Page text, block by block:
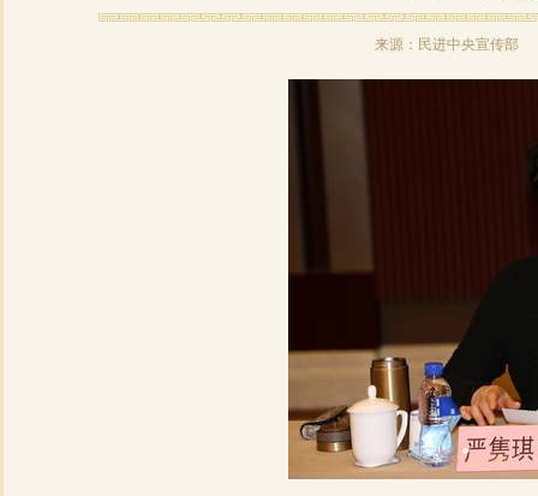
来源：民进中央宣传